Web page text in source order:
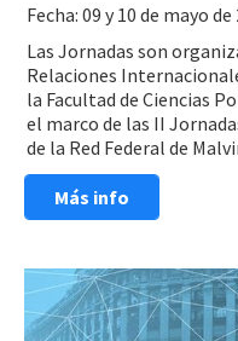
Fecha: 09 y 10 de mayo
Las Jornadas son
Relaciones
la Facultad de Ciencias
el marco de las II
de la Red Federal de
Más info